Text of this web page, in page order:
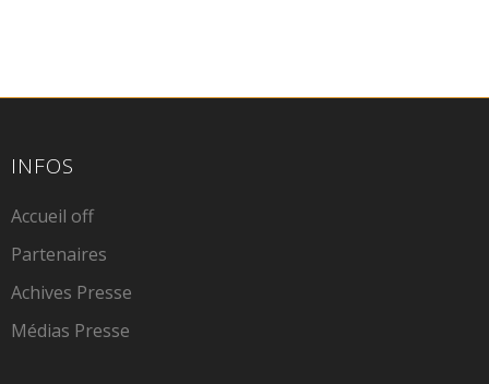
INFOS
Accueil off
Partenaires
Achives Presse
Médias Presse